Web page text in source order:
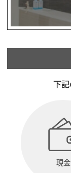
下記
現金